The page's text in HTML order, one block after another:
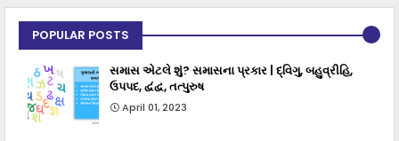
POPULAR POSTS
સમાસ એટલે શું? સમાસના પ્રકાર | દ્વિગુ, બહુવ્રીહિ,
ઉપપદ, દ્વંદ્વ, તત્પુરુષ
April 01, 2023